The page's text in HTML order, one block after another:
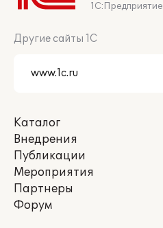
1С:Предприятие
Другие сайты 1С
Каталог
Внедрения
Публикации
Мероприятия
Партнеры
Форум